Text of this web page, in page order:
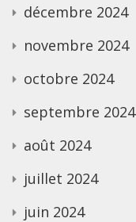
décembre 2024
novembre 2024
octobre 2024
septembre 2024
août 2024
juillet 2024
juin 2024